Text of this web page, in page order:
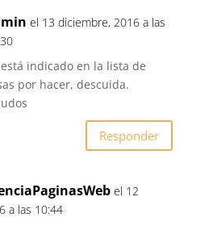
el 13 diciembre, 2016 a las
indicado en la lista de
por hacer, descuida.
Responder
el 12
a las 10:44